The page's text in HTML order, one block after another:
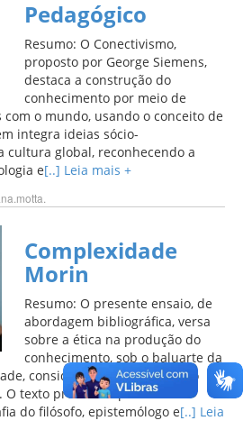
Pedagógico
Resumo: O Conectivismo,
proposto por George Siemens,
destaca a construção do
conhecimento por meio de
o mundo, usando o conceito de
integra ideias sócio-
cultura global, reconhecendo a
e[..] Leia mais +
Complexidade
Morin
Resumo: O presente ensaio, de
abordagem bibliográfica, versa
sobre a ética na produção do
conhecimento, sob o baluarte da
considerando o ser humano
O texto procura explorar
do filósofo, epistemólogo e[..] Leia